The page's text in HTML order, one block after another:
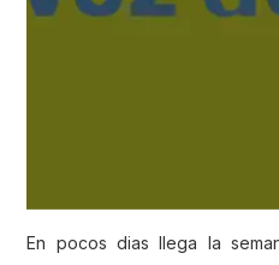
En pocos dias llega la